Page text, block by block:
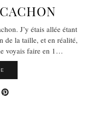
J’y étais allée étant
de la taille, et en réalité,
voyais faire en 1…